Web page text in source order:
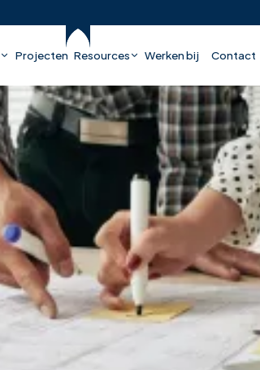
Projecten Resources Werken bij Contact